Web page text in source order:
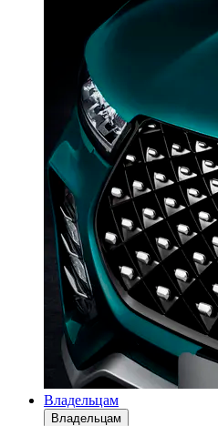
Владельцам
Владельцам